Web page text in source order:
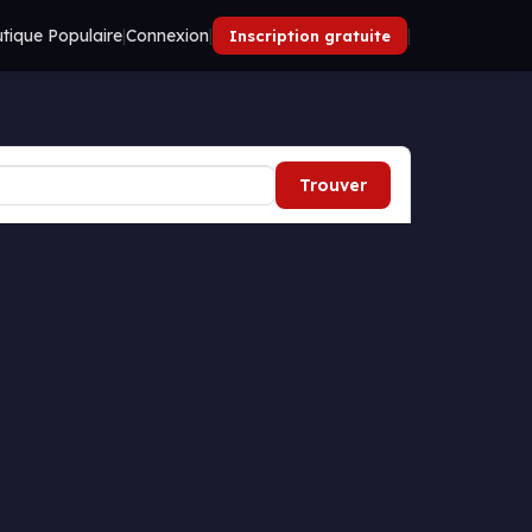
Populaire|Connexion| Inscription gratuite |
Trouver